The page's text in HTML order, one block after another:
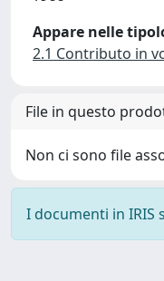
Appare nelle
2.1 Contributo in
File in questo
Non ci sono file
I documenti in